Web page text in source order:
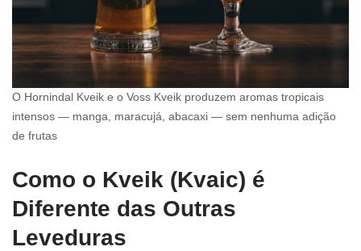
O Hornindal Kveik e o Voss Kveik produzem aromas tropicais
intensos — manga, maracujá, abacaxi — sem nenhuma adição
de frutas
Como o Kveik (Kvaic) é
Diferente das Outras
Leveduras